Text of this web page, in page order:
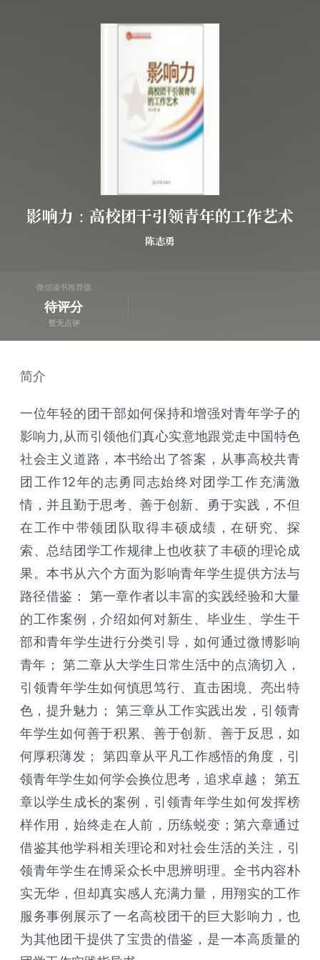
影响力：高校团干引领青年的工作艺术
陈志勇
微信读书推荐值
待评分
暂无点评
简介
一位年轻的团干部如何保持和增强对青年学子的
影响力,从而引领他们真心实意地跟党走中国特色
社会主义道路，本书给出了答案，从事高校共青
团工作12年的志勇同志始终对团学工作充满激
情，并且勤于思考、善于创新、勇于实践，不但
在工作中带领团队取得丰硕成绩，在研究、探
索、总结团学工作规律上也收获了丰硕的理论成
果。本书从六个方面为影响青年学生提供方法与
路径借鉴： 第一章作者以丰富的实践经验和大量
的工作案例，介绍如何对新生、毕业生、学生干
部和青年学生进行分类引导，如何通过微博影响
青年； 第二章从大学生日常生活中的点滴切入，
引领青年学生如何慎思笃行、直击困境、亮出特
色，提升魅力； 第三章从工作实践出发，引领青
年学生如何善于积累、善于创新、善于反思，如
何厚积薄发； 第四章从平凡工作感悟的角度，引
领青年学生如何学会换位思考，追求卓越； 第五
章以学生成长的案例，引领青年学生如何发挥榜
样作用，始终走在人前，历练蜕变；第六章通过
借鉴其他学科相关理论和对社会生活的关注，引
领青年学生在博采众长中思辨明理。全书内容朴
实无华，但却真实感人充满力量，用翔实的工作
服务事例展示了一名高校团干的巨大影响力，也
为其他团干提供了宝贵的借鉴，是一本高质量的